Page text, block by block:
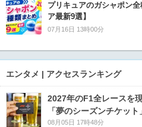
プリキュアのガシャポン
ア最新9選】
07月16日 13時00分
エンタメ | アクセスランキング
2027年のF1全レースを
「夢のシーズンチケッ
08月05日 17時48分